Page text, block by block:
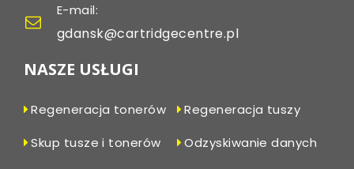
E-mail:
gdansk@cartridgecentre.pl
NASZE USŁUGI
Regeneracja tonerów
Regeneracja tuszy
Skup tusze i tonerów
Odzyskiwanie danych